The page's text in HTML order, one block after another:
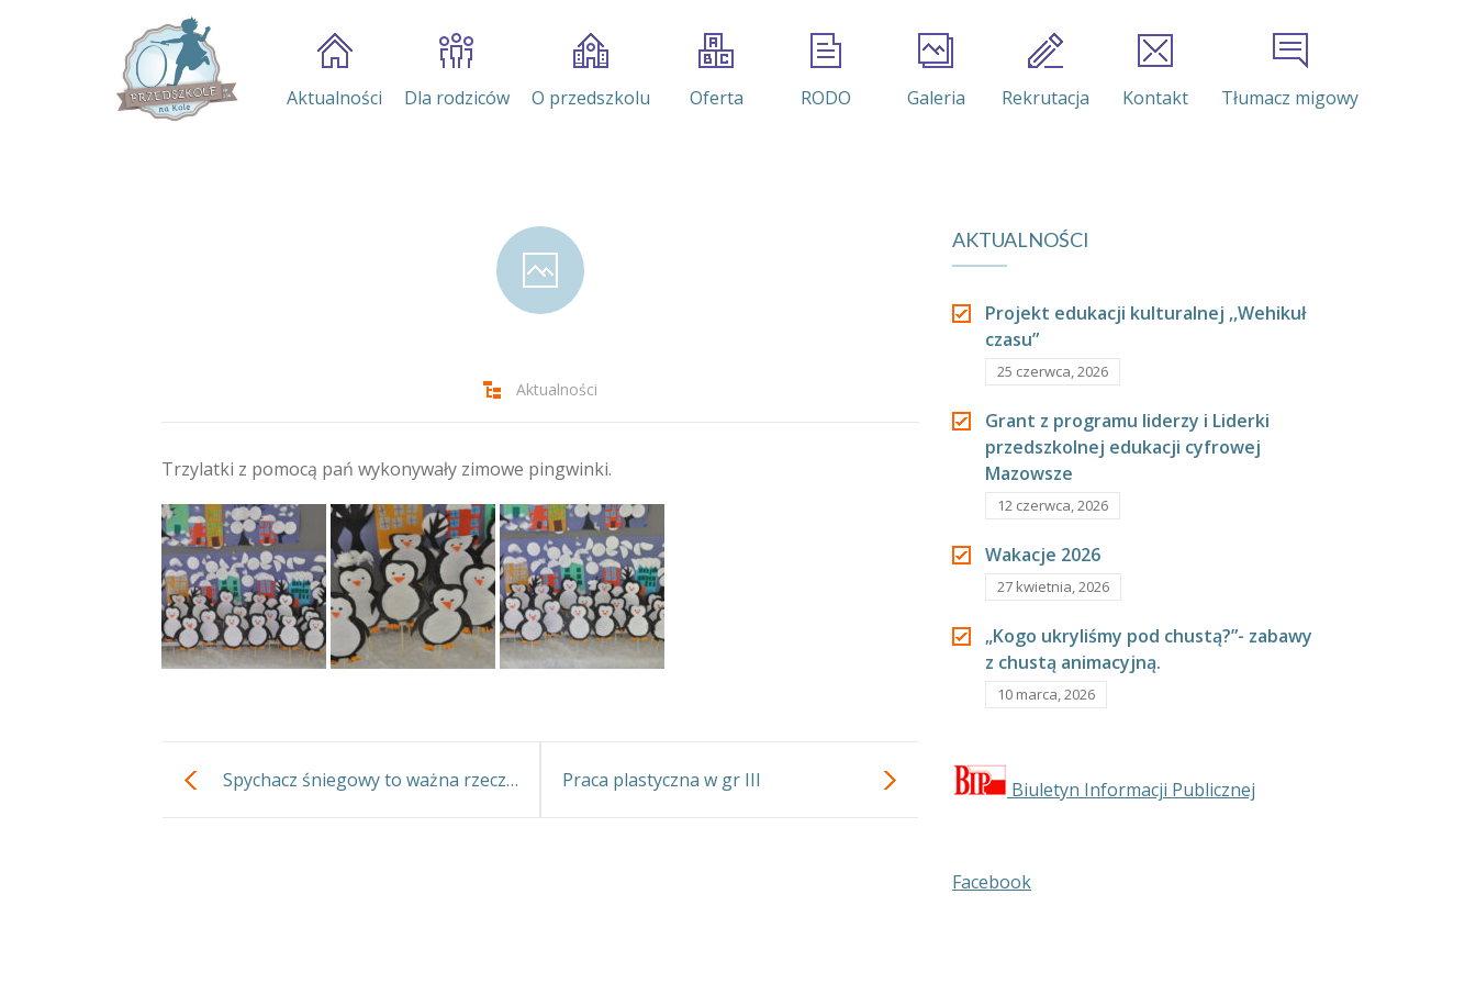
Aktualności Dla rodziców O przedszkolu Oferta RODO Galeria Rekrutacja Kontakt Tłumacz migowy
Aktualności
Trzylatki z pomocą pań wykonywały zimowe pingwinki.
Spychacz śniegowy to ważna rzecz… Praca plastyczna w gr III
AKTUALNOŚCI
Projekt edukacji kulturalnej ,,Wehikuł
czasu”
25 czerwca, 2026
Grant z programu liderzy i Liderki
przedszkolnej edukacji cyfrowej
Mazowsze
12 czerwca, 2026
Wakacje 2026
27 kwietnia, 2026
„Kogo ukryliśmy pod chustą?”- zabawy
z chustą animacyjną.
10 marca, 2026
Biuletyn Informacji Publicznej
Facebook